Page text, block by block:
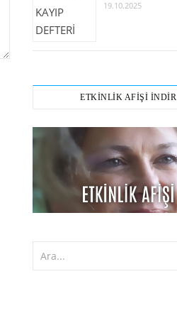
19.10.2025
ETKİNLİK AFİŞİ İNDİR